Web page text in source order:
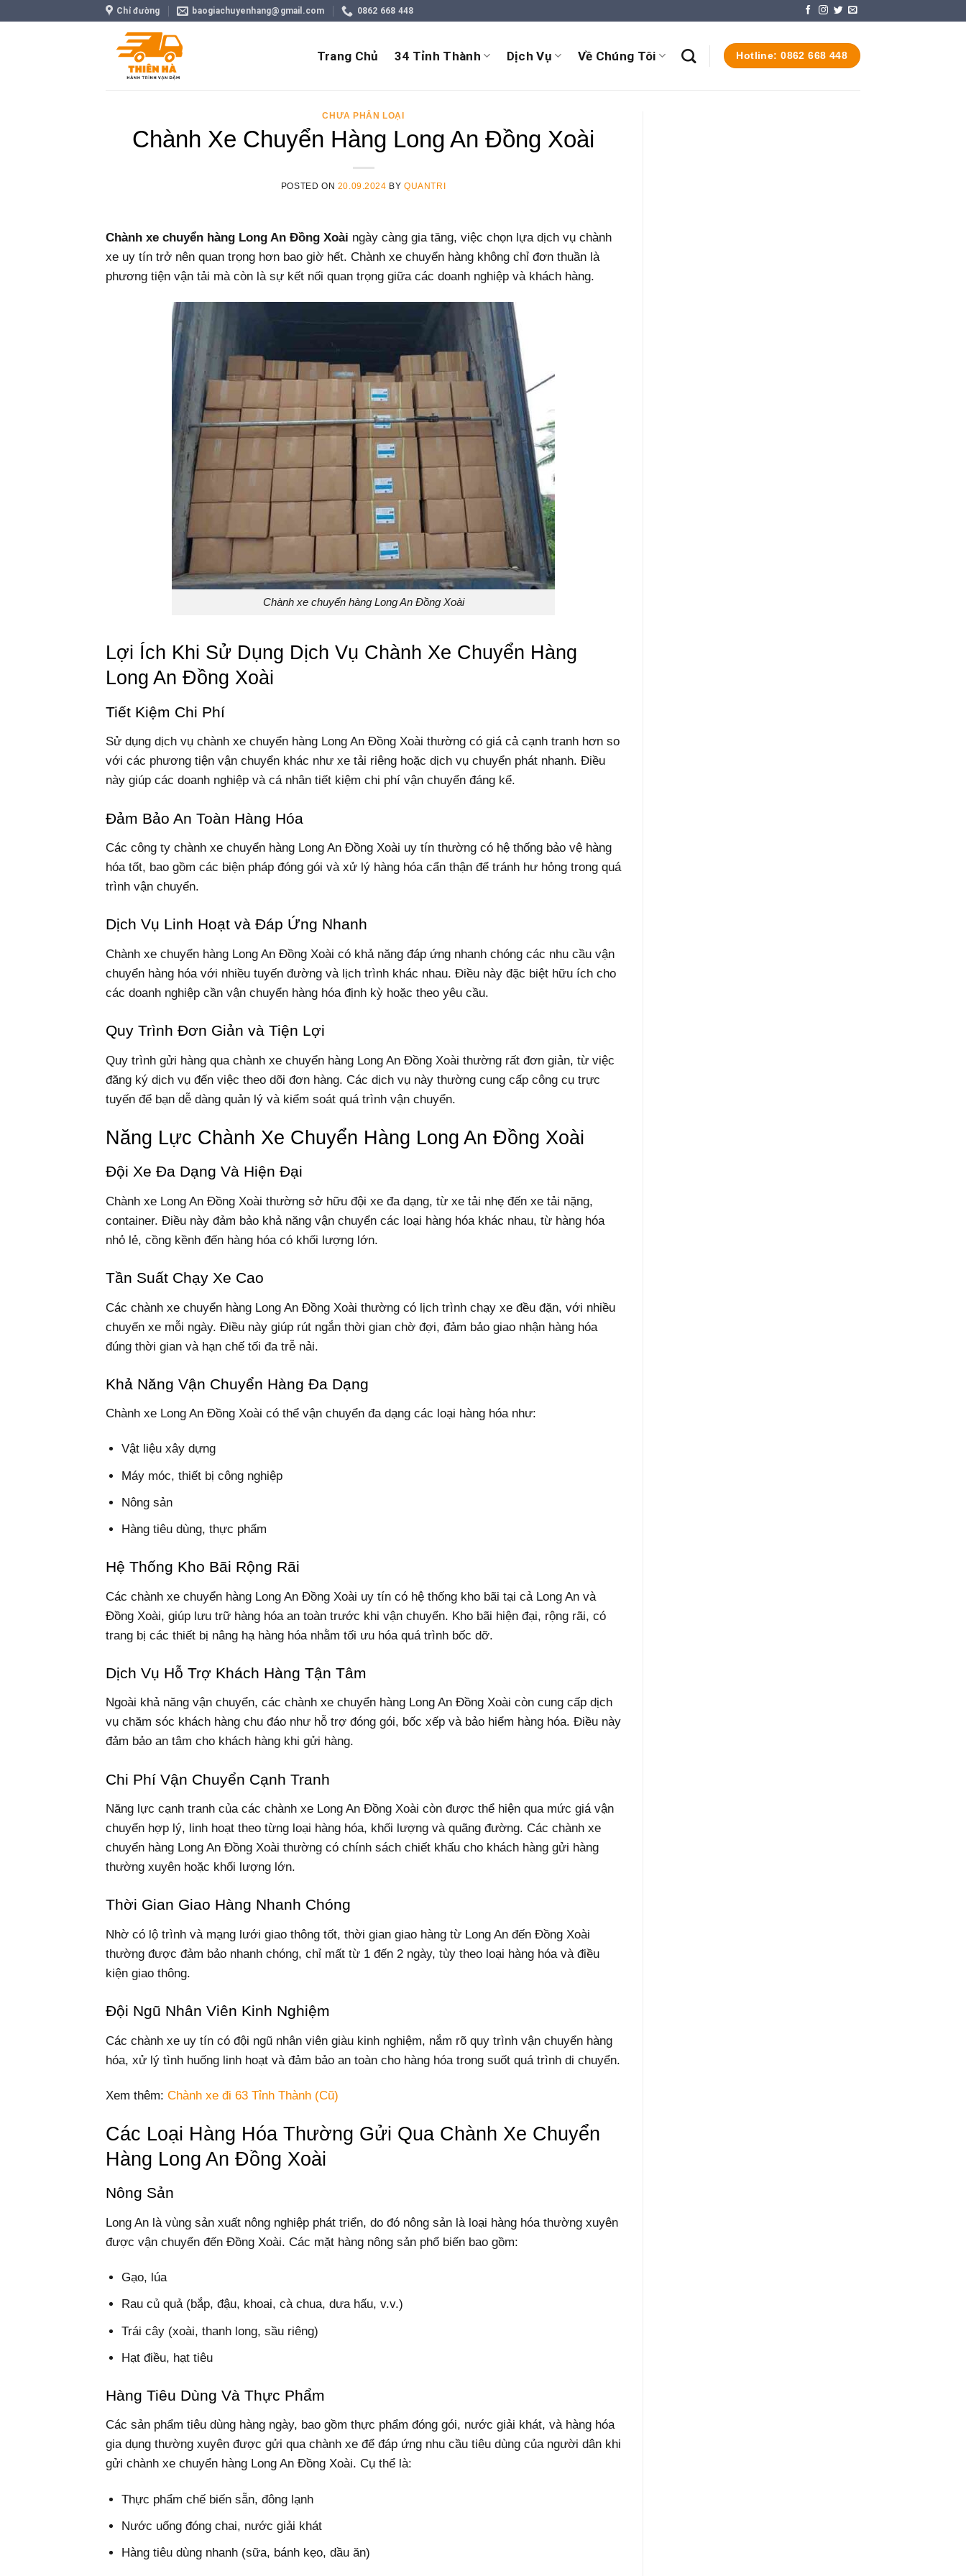
Chỉ đường baogiachuyenhang@gmail.com 0862 668 448
Trang Chủ 34 Tỉnh Thành Dịch Vụ Về Chúng Tôi Hotline: 0862 668 448
CHƯA PHÂN LOẠI
Chành Xe Chuyển Hàng Long An Đồng Xoài
POSTED ON 20.09.2024 BYQUANTRI
Chành xe chuyển hàng Long An Đồng Xoài ngày càng gia tăng, việc chọn lựa dịch vụ chành
xe uy tín trở nên quan trọng hơn bao giờ hết. Chành xe chuyển hàng không chỉ đơn thuần là
phương tiện vận tải mà còn là sự kết nối quan trọng giữa các doanh nghiệp và khách hàng.
Chành xe chuyển hàng Long An Đồng Xoài
Lợi Ích Khi Sử Dụng Dịch Vụ Chành Xe Chuyển Hàng
Long An Đồng Xoài
Tiết Kiệm Chi Phí
Sử dụng dịch vụ chành xe chuyển hàng Long An Đồng Xoài thường có giá cả cạnh tranh hơn so
với các phương tiện vận chuyển khác như xe tải riêng hoặc dịch vụ chuyển phát nhanh. Điều
này giúp các doanh nghiệp và cá nhân tiết kiệm chi phí vận chuyển đáng kể.
Đảm Bảo An Toàn Hàng Hóa
Các công ty chành xe chuyển hàng Long An Đồng Xoài uy tín thường có hệ thống bảo vệ hàng
hóa tốt, bao gồm các biện pháp đóng gói và xử lý hàng hóa cẩn thận để tránh hư hỏng trong quá
trình vận chuyển.
Dịch Vụ Linh Hoạt và Đáp Ứng Nhanh
Chành xe chuyển hàng Long An Đồng Xoài có khả năng đáp ứng nhanh chóng các nhu cầu vận
chuyển hàng hóa với nhiều tuyến đường và lịch trình khác nhau. Điều này đặc biệt hữu ích cho
các doanh nghiệp cần vận chuyển hàng hóa định kỳ hoặc theo yêu cầu.
Quy Trình Đơn Giản và Tiện Lợi
Quy trình gửi hàng qua chành xe chuyển hàng Long An Đồng Xoài thường rất đơn giản, từ việc
đăng ký dịch vụ đến việc theo dõi đơn hàng. Các dịch vụ này thường cung cấp công cụ trực
tuyến để bạn dễ dàng quản lý và kiểm soát quá trình vận chuyển.
Năng Lực Chành Xe Chuyển Hàng Long An Đồng Xoài
Đội Xe Đa Dạng Và Hiện Đại
Chành xe Long An Đồng Xoài thường sở hữu đội xe đa dạng, từ xe tải nhẹ đến xe tải nặng,
container. Điều này đảm bảo khả năng vận chuyển các loại hàng hóa khác nhau, từ hàng hóa
nhỏ lẻ, cồng kềnh đến hàng hóa có khối lượng lớn.
Tần Suất Chạy Xe Cao
Các chành xe chuyển hàng Long An Đồng Xoài thường có lịch trình chạy xe đều đặn, với nhiều
chuyến xe mỗi ngày. Điều này giúp rút ngắn thời gian chờ đợi, đảm bảo giao nhận hàng hóa
đúng thời gian và hạn chế tối đa trễ nải.
Khả Năng Vận Chuyển Hàng Đa Dạng
Chành xe Long An Đồng Xoài có thể vận chuyển đa dạng các loại hàng hóa như:
Vật liệu xây dựng
Máy móc, thiết bị công nghiệp
Nông sản
Hàng tiêu dùng, thực phẩm
Hệ Thống Kho Bãi Rộng Rãi
Các chành xe chuyển hàng Long An Đồng Xoài uy tín có hệ thống kho bãi tại cả Long An và
Đồng Xoài, giúp lưu trữ hàng hóa an toàn trước khi vận chuyển. Kho bãi hiện đại, rộng rãi, có
trang bị các thiết bị nâng hạ hàng hóa nhằm tối ưu hóa quá trình bốc dỡ.
Dịch Vụ Hỗ Trợ Khách Hàng Tận Tâm
Ngoài khả năng vận chuyển, các chành xe chuyển hàng Long An Đồng Xoài còn cung cấp dịch
vụ chăm sóc khách hàng chu đáo như hỗ trợ đóng gói, bốc xếp và bảo hiểm hàng hóa. Điều này
đảm bảo an tâm cho khách hàng khi gửi hàng.
Chi Phí Vận Chuyển Cạnh Tranh
Năng lực cạnh tranh của các chành xe Long An Đồng Xoài còn được thể hiện qua mức giá vận
chuyển hợp lý, linh hoạt theo từng loại hàng hóa, khối lượng và quãng đường. Các chành xe
chuyển hàng Long An Đồng Xoài thường có chính sách chiết khấu cho khách hàng gửi hàng
thường xuyên hoặc khối lượng lớn.
Thời Gian Giao Hàng Nhanh Chóng
Nhờ có lộ trình và mạng lưới giao thông tốt, thời gian giao hàng từ Long An đến Đồng Xoài
thường được đảm bảo nhanh chóng, chỉ mất từ 1 đến 2 ngày, tùy theo loại hàng hóa và điều
kiện giao thông.
Đội Ngũ Nhân Viên Kinh Nghiệm
Các chành xe uy tín có đội ngũ nhân viên giàu kinh nghiệm, nắm rõ quy trình vận chuyển hàng
hóa, xử lý tình huống linh hoạt và đảm bảo an toàn cho hàng hóa trong suốt quá trình di chuyển.
Xem thêm: Chành xe đi 63 Tỉnh Thành (Cũ)
Các Loại Hàng Hóa Thường Gửi Qua Chành Xe Chuyển
Hàng Long An Đồng Xoài
Nông Sản
Long An là vùng sản xuất nông nghiệp phát triển, do đó nông sản là loại hàng hóa thường xuyên
được vận chuyển đến Đồng Xoài. Các mặt hàng nông sản phổ biến bao gồm:
Gạo, lúa
Rau củ quả (bắp, đậu, khoai, cà chua, dưa hấu, v.v.)
Trái cây (xoài, thanh long, sầu riêng)
Hạt điều, hạt tiêu
Hàng Tiêu Dùng Và Thực Phẩm
Các sản phẩm tiêu dùng hàng ngày, bao gồm thực phẩm đóng gói, nước giải khát, và hàng hóa
gia dụng thường xuyên được gửi qua chành xe để đáp ứng nhu cầu tiêu dùng của người dân khi
gửi chành xe chuyển hàng Long An Đồng Xoài. Cụ thể là:
Thực phẩm chế biến sẵn, đông lạnh
Nước uống đóng chai, nước giải khát
Hàng tiêu dùng nhanh (sữa, bánh kẹo, dầu ăn)